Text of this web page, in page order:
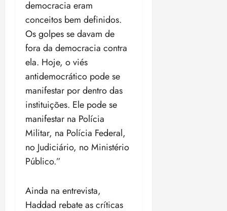
democracia eram
conceitos bem definidos.
Os golpes se davam de
fora da democracia contra
ela. Hoje, o viés
antidemocrático pode se
manifestar por dentro das
instituições. Ele pode se
manifestar na Polícia
Militar, na Polícia Federal,
no Judiciário, no Ministério
Público.”
Ainda na entrevista,
Haddad rebate as críticas